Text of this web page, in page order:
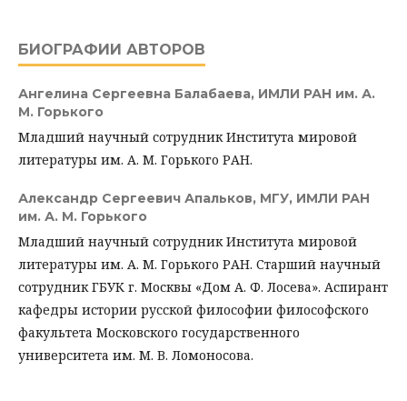
БИОГРАФИИ АВТОРОВ
Ангелина Сергеевна Балабаева, ИМЛИ РАН им. А.
М. Горького
Младший научный сотрудник Института мировой
литературы им. А. М. Горького РАН.
Александр Сергеевич Апальков, МГУ, ИМЛИ РАН
им. А. М. Горького
Младший научный сотрудник Института мировой
литературы им. А. М. Горького РАН. Старший научный
сотрудник ГБУК г. Москвы «Дом А. Ф. Лосева». Аспирант
кафедры истории русской философии философского
факультета Московского государственного
университета им. М. В. Ломоносова.